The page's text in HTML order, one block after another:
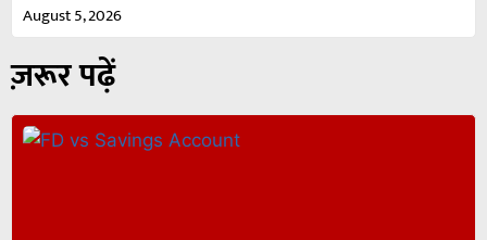
August 5, 2026
ज़रूर पढ़ें